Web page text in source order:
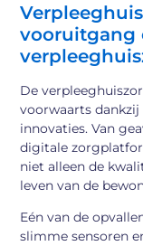
vooruitgang
De
voorwaarts
innovaties. Van
digitale
niet alleen de
leven van de
Eén van de
slimme sensoren